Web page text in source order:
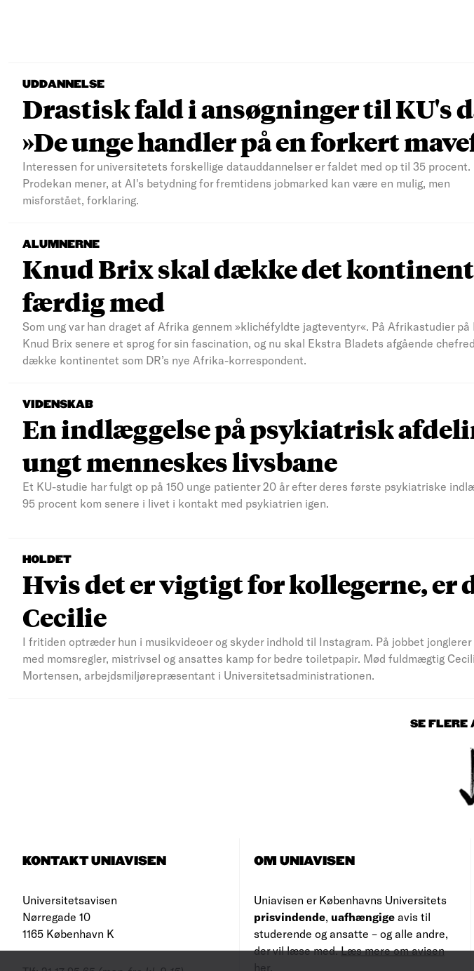
UDDANNELSE
Drastisk fald i ansøgninger til KU's
»De unge handler på en forkert
Interessen for universitetets forskellige datauddannelser er faldet med op til 35 procent.
Prodekan mener, at AI's betydning for fremtidens jobmarked kan være en mulig, men
misforstået, forklaring.
ALUMNERNE
Knud Brix skal dække det
færdig med
Som ung var han draget af Afrika gennem »klichéfyldte jagteventyr«. På Afrikastudier på
Knud Brix senere et sprog for sin fascination, og nu skal Ekstra Bladets afgående
dække kontinentet som DR’s nye Afrika-korrespondent.
VIDENSKAB
En indlæggelse på psykiatrisk
ungt menneskes livsbane
Et KU-studie har fulgt op på 150 unge patienter 20 år efter deres første psykiatriske
95 procent kom senere i livet i kontakt med psykiatrien igen.
HOLDET
Hvis det er vigtigt for kollegerne, er
Cecilie
I fritiden optræder hun i musikvideoer og skyder indhold til Instagram. På jobbet jonglerer
med momsregler, mistrivsel og ansattes kamp for bedre toiletpapir. Mød fuldmægtig
Mortensen, arbejdsmiljørepræsentant i Universitetsadministrationen.
SE FLERE
KONTAKT UNIAVISEN
Universitetsavisen
Nørregade 10
1165 København K
OM UNIAVISEN
Uniavisen er Københavns Universitets
prisvindende, uafhængige avis til
studerende og ansatte – og alle andre,
der vil læse med.Læs mere om avisen
her